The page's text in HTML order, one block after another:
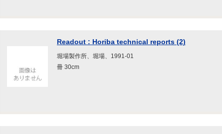
Readout : Horiba technical reports (2)
堀場製作所、堀場、1991-01
冊 30cm